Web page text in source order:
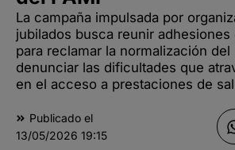
La campaña impulsada por
jubilados busca reunir adhesiones
para reclamar la normalización del
denunciar las dificultades que
en el acceso a prestaciones de
Publicado el
13/05/2026 19:15